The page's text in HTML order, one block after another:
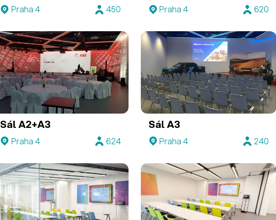
Praha 4 450 Praha 4 620
Sál A2+A3
Praha 4 624
Sál A3
Praha 4 240